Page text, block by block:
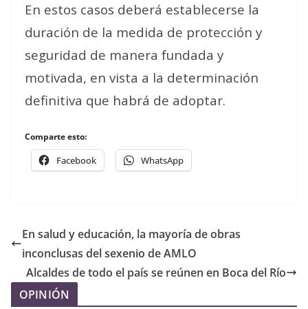
En estos casos deberá establecerse la
duración de la medida de protección y
seguridad de manera fundada y
motivada, en vista a la determinación
definitiva que habrá de adoptar.
Comparte esto:
Facebook WhatsApp
En salud y educación, la mayoría de obras
inconclusas del sexenio de AMLO
Alcaldes de todo el país se reúnen en Boca del Río
OPINIÓN